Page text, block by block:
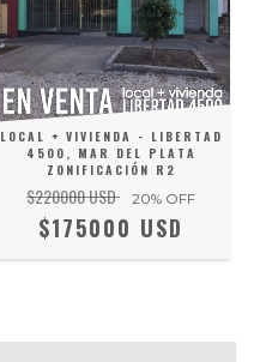
LOCAL + VIVIENDA - LIBERTAD
4500, MAR DEL PLATA
ZONIFICACIÓN R2
$220000 USD 20% OFF
$175000 USD